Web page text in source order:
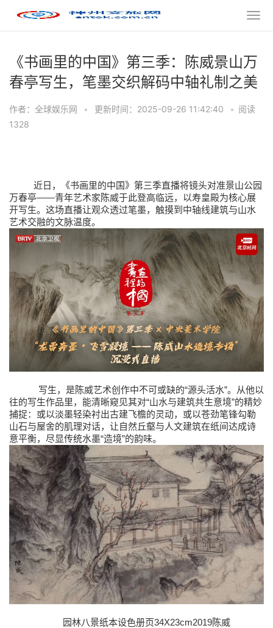
《书画里的中国》第三季：陈威景山万
春亭写生，笔墨交织解码中轴礼制之美
作者：全球娱乐网 • 更新时间：2025-09-26 11:42:40 • 阅读
1328
近日，《书画里的中国》第三季直播将镜头对准景山公园
万春亭——青年艺术家陈威于此登高临远，以寿皇殿为核心展
开写生。这场直播让观众透过笔墨，触摸到中轴线建筑与山水
艺术交融的文脉温度。
写生，是陈威艺术创作中不可或缺的“源头活水”。从他以
往的写生作品里，能清晰窥见其对“山水与建筑共生意境”的精妙
捕捉：或以淡墨轻染衬出古建飞檐的灵动，或以苍劲笔锋勾勒
山石与屋舍的肌理对话，让自然丘壑与人文建筑在纸间达成诗
意平衡，尽显传统水墨“造境”的韵味。
园林八景纸本设色册页34X23cm2019陈威